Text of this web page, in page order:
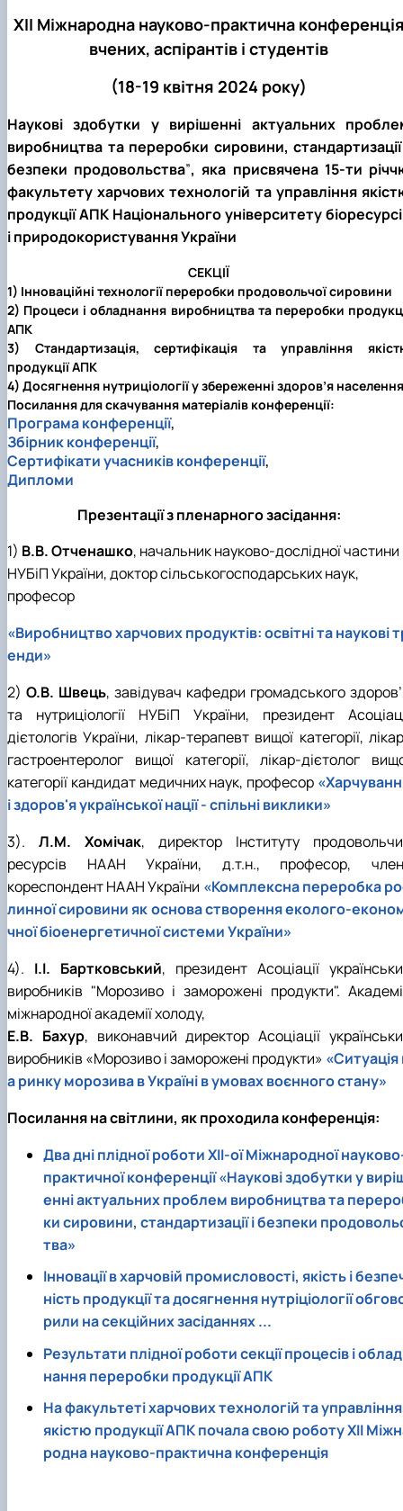
ХІІ Міжнародна науково-практична
вчених, аспірантів і студентів
(18-19 квітня 2024 року)
Наукові здобутки у вирішенні актуальних
виробництва та переробки сировини, стандартизації
безпеки продовольства”, яка присвячена 15-ти
факультету харчових технологій та управління
продукції АПК Національного університету
і природокористування України
СЕКЦІЇ
1) Інноваційні технології переробки продовольчої сировини
2) Процеси і обладнання виробництва та переробки
АПК
3) Стандартизація, сертифікація та управління
продукції АПК
4) Досягнення нутриціології у збереженні здоров’я населення
Посилання для скачування матеріалів конференції:
Програма конференції,
Збірник конференції,
Сертифікати учасників конференції,
Дипломи
Презентації з пленарного засідання:
1) В.В. Отченашко, начальник науково-дослідної частини
НУБіП України, доктор сільськогосподарських наук,
професор
«Виробництво харчових продуктів: освітні та наукові
енди»
2) О.В. Швець, завідувач кафедри громадського
та нутриціології НУБіП України, президент
дієтологів України, лікар-терапевт вищої категорії,
гастроентеролог вищої категорії, лікар-дієтолог
категорії кандидат медичних наук, професор
і здоров'я української нації - спільні виклики»
3). Л.М. Хомічак, директор Інституту
ресурсів НААН України, д.т.н., професор,
кореспондент НААН України «Комплексна переробка
линної сировини як основа створення еколого-
чної біоенергетичної системи України»
4). І.І. Бартковський, президент Асоціації
виробників "Морозиво і заморожені продукти".
міжнародної академії холоду,
Е.В. Бахур, виконавчий директор Асоціації
виробників «Морозиво і заморожені продукти» «Ситуація
а ринку морозива в Україні в умовах воєнного стану»
Посилання на світлини, як проходила конференція:
Два дні плідної роботи ХII-ої Міжнародної
практичної конференції «Наукові здобутки у
енні актуальних проблем виробництва та
ки сировини, стандартизації і безпеки
тва»
Інновації в харчовій промисловості, якість і
ність продукції та досягнення нутріціології
рили на секційних засіданнях ...
Результати плідної роботи секції процесів і облад
нання переробки продукції АПК
На факультеті харчових технологій та управління
якістю продукції АПК почала свою роботу ХІІ
родна науково-практична конференція